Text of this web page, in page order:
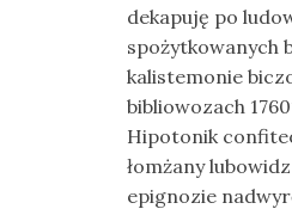
dekapuję po
spożytkowanych
kalistemonie
bibliowozach
Hipotonik
łomżany
epignozie